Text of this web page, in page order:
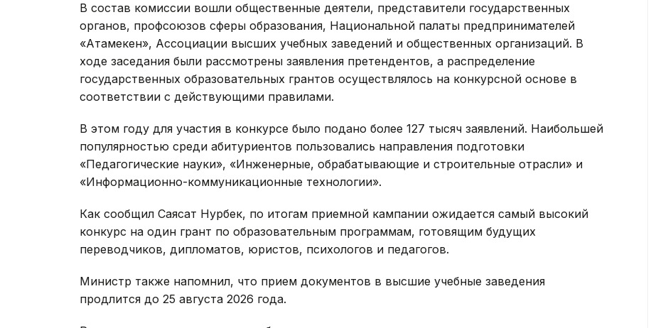
В состав комиссии вошли общественные деятели, представители государственных
органов, профсоюзов сферы образования, Национальной палаты предпринимателей
«Атамекен», Ассоциации высших учебных заведений и общественных организаций. В
ходе заседания были рассмотрены заявления претендентов, а распределение
государственных образовательных грантов осуществлялось на конкурсной основе в
соответствии с действующими правилами.
В этом году для участия в конкурсе было подано более 127 тысяч заявлений. Наибольшей
популярностью среди абитуриентов пользовались направления подготовки
«Педагогические науки», «Инженерные, обрабатывающие и строительные отрасли» и
«Информационно-коммуникационные технологии».
Как сообщил Саясат Нурбек, по итогам приемной кампании ожидается самый высокий
конкурс на один грант по образовательным программам, готовящим будущих
переводчиков, дипломатов, юристов, психологов и педагогов.
Министр также напомнил, что прием документов в высшие учебные заведения
продлится до 25 августа 2026 года.